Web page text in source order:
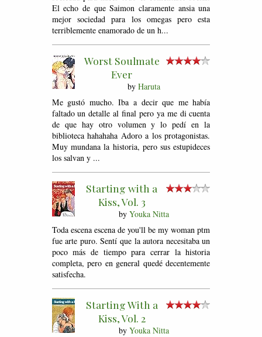
El echo de que Saimon claramente ansia una
mejor sociedad para los omegas pero esta
terriblemente enamorado de un h...
Worst Soulmate
Ever
by Haruta
Me gustó mucho. Iba a decir que me había
faltado un detalle al final pero ya me di cuenta
de que hay otro volumen y lo pedí en la
biblioteca hahahaha Adoro a los protagonistas.
Muy mundana la historia, pero sus estupideces
los salvan y ...
Starting with a
Kiss, Vol. 3
by Youka Nitta
Toda escena escena de you'll be my woman ptm
fue arte puro. Sentí que la autora necesitaba un
poco más de tiempo para cerrar la historia
completa, pero en general quedé decentemente
satisfecha.
Starting With a
Kiss, Vol. 2
by Youka Nitta